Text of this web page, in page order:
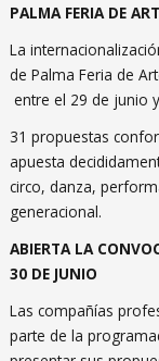
PALMA FERIA DE
La
de Palma Feria de
entre el 29 de junio
31 propuestas
apuesta
circo, danza,
generacional.
ABIERTA LA
30 DE JUNIO
Las compañías
parte de la